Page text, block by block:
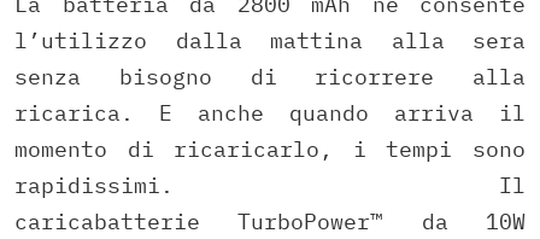
l’utilizzo dalla mattina alla sera
senza bisogno di ricorrere alla
ricarica. E anche quando arriva il
momento di ricaricarlo, i tempi sono
rapidissimi. Il
caricabatterie TurboPower™ da 10W